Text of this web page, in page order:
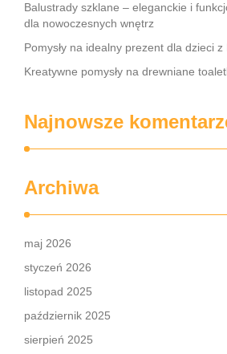
Balustrady szklane – eleganckie i
dla nowoczesnych wnętrz
Pomysły na idealny prezent dla dzieci z
Kreatywne pomysły na drewniane
Najnowsze
Archiwa
maj 2026
styczeń 2026
listopad 2025
październik 2025
sierpień 2025